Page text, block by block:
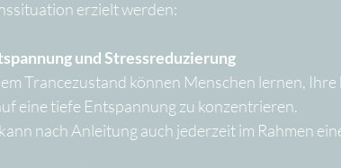
erzielt werden:
und Stressreduzierung
Trancezustand können Menschen lernen,
eine tiefe Entspannung zu konzentrieren.
nach Anleitung auch jederzeit im Rahmen